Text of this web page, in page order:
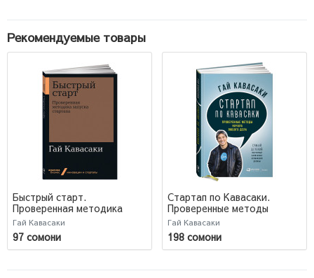
Рекомендуемые товары
Быстрый старт.
Проверенная методика
запуска стартапа (М)
Гай Кавасаки
97 сомони
Стартап по Кавасаки.
Проверенные методы
начала любого дела
Гай Кавасаки
198 сомони